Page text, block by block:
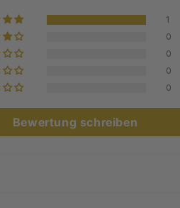
1
0
0
0
0
Bewertung schreiben